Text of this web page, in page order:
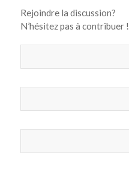
Rejoindre la discussion?
N’hésitez pas à contribuer !